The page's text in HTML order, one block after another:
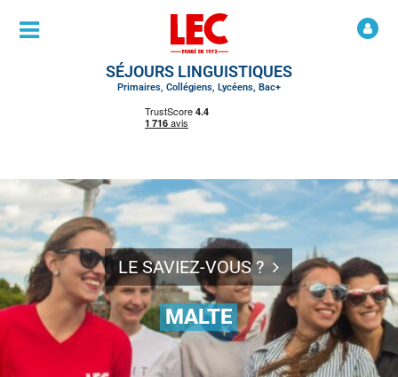
SÉJOURS LINGUISTIQUES
Primaires, Collégiens, Lycéens, Bac+
LE SAVIEZ-VOUS ?
MALTE